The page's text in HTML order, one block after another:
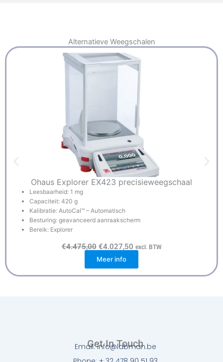
Alternatieve Weegschalen
Ohaus Explorer EX423 precisieweegschaal
Leesbaarheid: 1 mg
Capaciteit: 420 g
Kalibratie: AutoCal™ – Automatisch
Besturing: geavanceerd aanraakscherm
Bereik: Explorer
€4.475,00 O
o
r
s
p
e
p
€4.027,50H
u
d
i
:
€
4
excl. BTW
Meer info
Get In Touch
Email: info@labman.be